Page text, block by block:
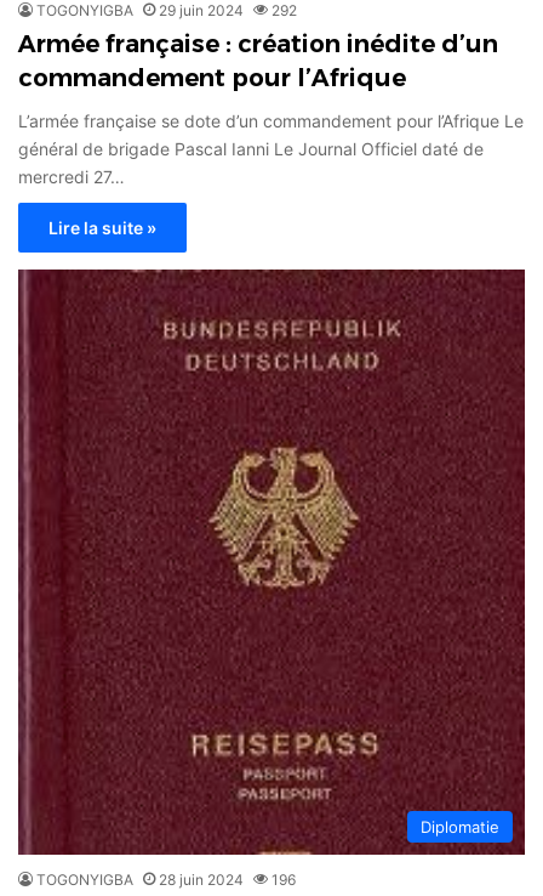
TOGONYIGBA 29 juin 2024 292
Armée française : création inédite d’un
commandement pour l’Afrique
L’armée française se dote d’un commandement pour l’Afrique Le
général de brigade Pascal Ianni Le Journal Officiel daté de
mercredi 27…
Lire la suite »
Diplomatie
TOGONYIGBA 28 juin 2024 196